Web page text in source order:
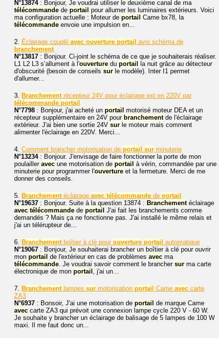
N°13874: Bonjour, Je voudrai utiliser le deuxième canal de ma
télécommande de portail pour allumer les luminaires extérieurs. Voici
ma configuration actuelle : Moteur de portail Came bx78, la
télécommande envoie une impulsion en...
2. Éclairage couplé avec ouverture portail avis schéma de
branchement
N°13817 : Bonjour. Ci-joint le schéma de ce que je souhaiterais réaliser.
L1 L2 L3 s’allument à l'ouverture du portail
la nuit grâce au détecteur
d'obscurité (besoin de conseils sur le modèle). Inter I1 permet
d'allumer...
3. Branchementrécepteur 24V pour éclairage ext en 220V par
télécommande portail
N°7798 : Bonjour, j'ai acheté un portail motorisé moteur DEA et un
récepteur supplémentaire en 24V pour branchementde l'éclairage
extérieur. J'ai bien une sortie 24V sur le moteur mais comment
alimenter l'éclairage en 220V. Merci...
4. Comment brancher motorisation de portail sur minuterie
N°13234: Bonjour. J'envisage de faire fonctionner la porte de mon
poulailler avec une motorisation de portail à vérin, commandée par une
minuterie pour programmer l'ouverture et la fermeture. Merci de me
donner des conseils.
5. Branchementéclairage avec télécommande de portail
N°19637 : Bonjour. Suite à la question 13874 : Branchementéclairage
avec télécommande de portail J'ai fait les branchements comme
demandés ? Mais ça ne fonctionne pas. J'ai installé le même relais et
j'ai un télérupteur de...
6. Branchementboîtier à clé pour ouverture portail automatique
N°19067 : Bonjour, Je souhaiterai brancher un boîtier à clé pour ouvrir
mon portail de l'extérieur en cas de problèmes avec ma
télécommande. Je voudrai savoir comment le brancher sur ma carte
électronique de mon portail , j'ai un...
7. Branchementlampes sur motorisation portail Came avec carte
ZA3
N°6937 : Bonsoir, J'ai une motorisation de portail de marque Came
avec carte ZA3 qui prévoit une connexion lampe cycle 220 V - 60 W.
Je souhaite y brancher un éclairage de balisage de 5 lampes de 100 W
maxi. Il me faut donc un...